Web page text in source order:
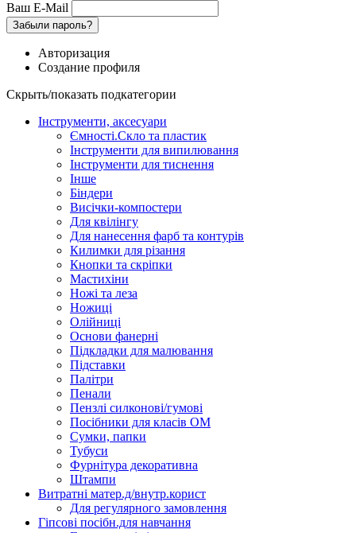
Ваш E-Mail
Забыли пароль?
Авторизация
Создание профиля
Скрыть/показать подкатегории
Інструменти, аксесуари
Ємності.Скло та пластик
Інструменти для випилювання
Інструменти для тиснення
Інше
Біндери
Висічки-компостери
Для квілінгу
Для нанесення фарб та контурів
Килимки для різання
Кнопки та скріпки
Мастихіни
Ножі та леза
Ножиці
Олійниці
Основи фанерні
Підкладки для малювання
Підставки
Палітри
Пенали
Пензлі силконові/гумові
Посібники для класів ОМ
Сумки, папки
Тубуси
Фурнітура декоративна
Штампи
Витратні матер.д/внутр.корист
Для регулярного замовлення
Гіпсові посібн.для навчання